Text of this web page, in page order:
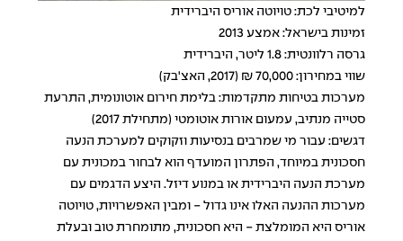
למיטיבי לכת: טויוטה אוריס היברידית
זמינות בישראל: אמצע 2013
גרסה רלוונטית: 1.8 ליטר, היברידית
שווי במחירון: 70,000 ₪ (2017, האצ'בק)
מערכות בטיחות מתקדמות: בלימת חירום אוטונומית, התרעת
סטייה מנתיב, עמעום אורות אוטומטי (מתחילת 2017)
דגשים: עבור מי שמרבים בנסיעות וזקוקים למערכת הנעה
חסכונית במיוחד, הפתרון המועדף הוא לבחור במכונית עם
מערכת הנעה היברידית או במנוע דיזל. היצע הדגמים עם
מערכות ההנעה האלו אינו גדול - ומבין האפשרויות, טויוטה
אוריס היא המומלצת - היא חסכונית, מתומחרת טוב ובעלת